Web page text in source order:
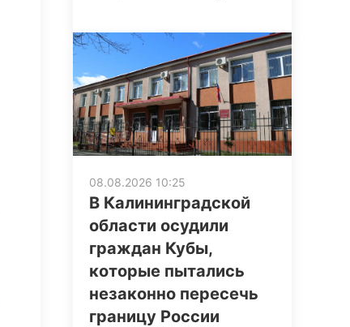
08.08.2026 10:25
В Калининградской
области осудили
граждан Кубы,
которые пытались
незаконно пересечь
границу России